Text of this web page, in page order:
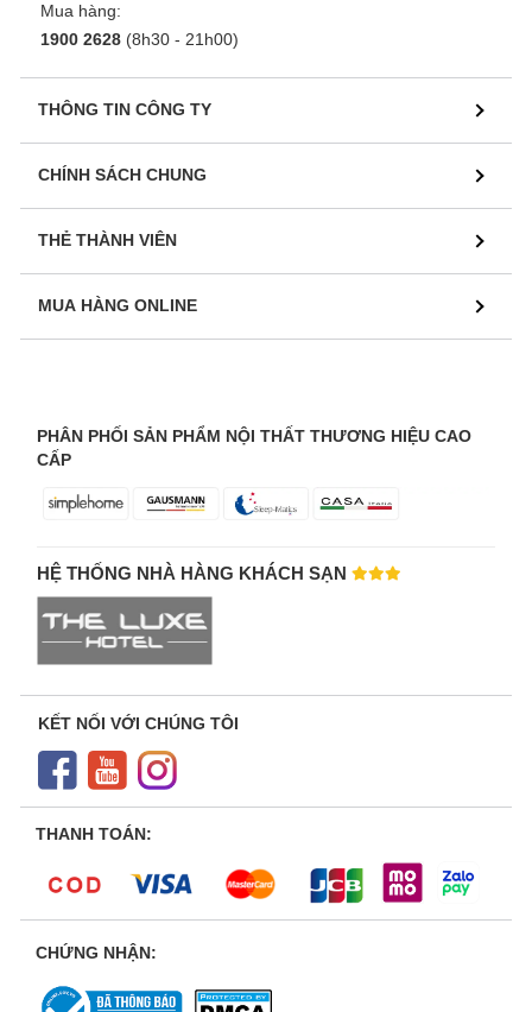
Mua hàng:
1900 2628 (8h30 - 21h00)
THÔNG TIN CÔNG TY
CHÍNH SÁCH CHUNG
THẺ THÀNH VIÊN
MUA HÀNG ONLINE
PHÂN PHỐI SẢN PHẨM NỘI THẤT THƯƠNG HIỆU CAO
CẤP
HỆ THỐNG NHÀ HÀNG KHÁCH SẠN
KẾT NỐI VỚI CHÚNG TÔI
THANH TOÁN:
CHỨNG NHẬN: